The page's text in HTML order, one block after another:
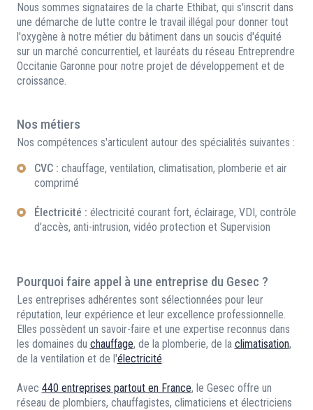
Nous sommes signataires de la charte Ethibat, qui s'inscrit dans
une démarche de lutte contre le travail illégal pour donner tout
l'oxygène à notre métier du bâtiment dans un soucis d'équité
sur un marché concurrentiel, et lauréats du réseau Entreprendre
Occitanie Garonne pour notre projet de développement et de
croissance.
Nos métiers
Nos compétences s'articulent autour des spécialités suivantes :
CVC : chauffage, ventilation, climatisation, plomberie et air
comprimé
Électricité : électricité courant fort, éclairage, VDI, contrôle
d'accès, anti-intrusion, vidéo protection et Supervision
Pourquoi faire appel à une entreprise du Gesec ?
Les entreprises adhérentes sont sélectionnées pour leur
réputation, leur expérience et leur excellence professionnelle.
Elles possèdent un savoir-faire et une expertise reconnus dans
les domaines du chauffage, de la plomberie, de la climatisation,
de la ventilation et de l'électricité.
Avec 440 entreprises partout en France, le Gesec offre un
réseau de plombiers, chauffagistes, climaticiens et électriciens